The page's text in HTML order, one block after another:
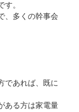
す。
、多くの幹事会
であれば、既に
ある方は家電量